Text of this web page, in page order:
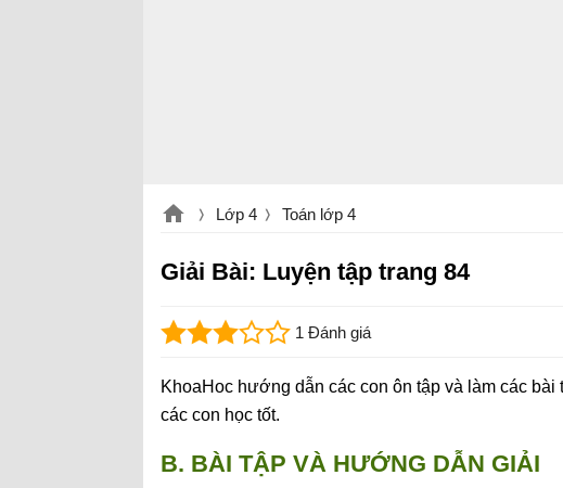
Lớp 4 Toán lớp 4
Giải Bài: Luyện tập trang 84
1 Đánh giá
KhoaHoc hướng dẫn các con ôn tập và làm các
các con học tốt.
B. BÀI TẬP VÀ HƯỚNG DẪN GIẢI